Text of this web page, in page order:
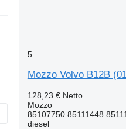
5
Mozzo Volvo B12B
128,23 € Netto
Mozzo
85107750 85111448
diesel